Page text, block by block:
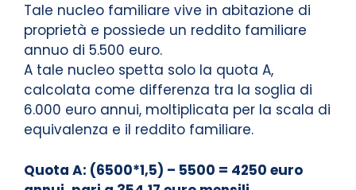
Tale nucleo familiare vive in abitazione di
proprietà e possiede un reddito familiare
annuo di 5.500 euro.
A tale nucleo spetta solo la quota A,
calcolata come differenza tra la soglia di
6.000 euro annui, moltiplicata per la scala di
equivalenza e il reddito familiare.
Quota A: (6500*1,5) – 5500 = 4250 euro